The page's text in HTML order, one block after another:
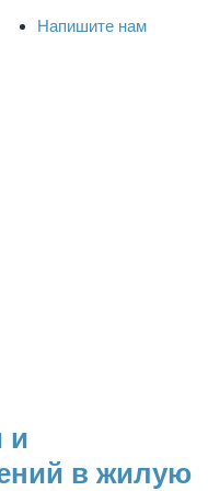
Напишите нам
и
в жилую